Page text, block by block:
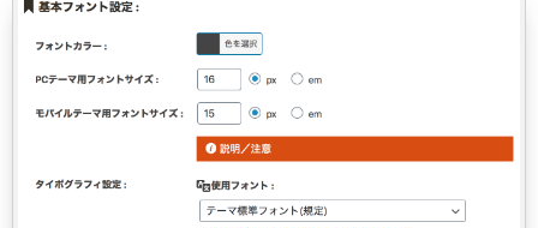
英数字フォントの表示比較